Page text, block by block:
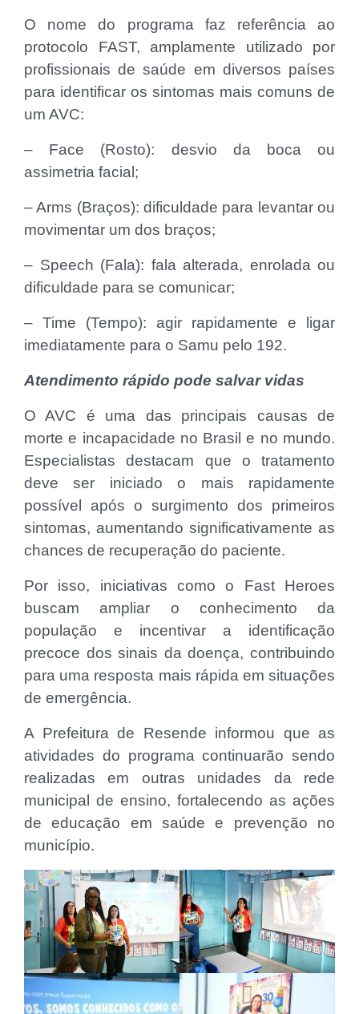
O nome do programa faz referência ao
protocolo FAST, amplamente utilizado por
profissionais de saúde em diversos países
para identificar os sintomas mais comuns de
um AVC:
– Face (Rosto): desvio da boca ou
assimetria facial;
– Arms (Braços): dificuldade para levantar ou
movimentar um dos braços;
– Speech (Fala): fala alterada, enrolada ou
dificuldade para se comunicar;
– Time (Tempo): agir rapidamente e ligar
imediatamente para o Samu pelo 192.
Atendimento rápido pode salvar vidas
O AVC é uma das principais causas de
morte e incapacidade no Brasil e no mundo.
Especialistas destacam que o tratamento
deve ser iniciado o mais rapidamente
possível após o surgimento dos primeiros
sintomas, aumentando significativamente as
chances de recuperação do paciente.
Por isso, iniciativas como o Fast Heroes
buscam ampliar o conhecimento da
população e incentivar a identificação
precoce dos sinais da doença, contribuindo
para uma resposta mais rápida em situações
de emergência.
A Prefeitura de Resende informou que as
atividades do programa continuarão sendo
realizadas em outras unidades da rede
municipal de ensino, fortalecendo as ações
de educação em saúde e prevenção no
município.